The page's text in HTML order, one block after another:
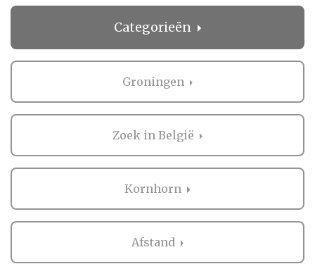
Categorieën
Groningen
Zoek in België
Kornhorn
Afstand